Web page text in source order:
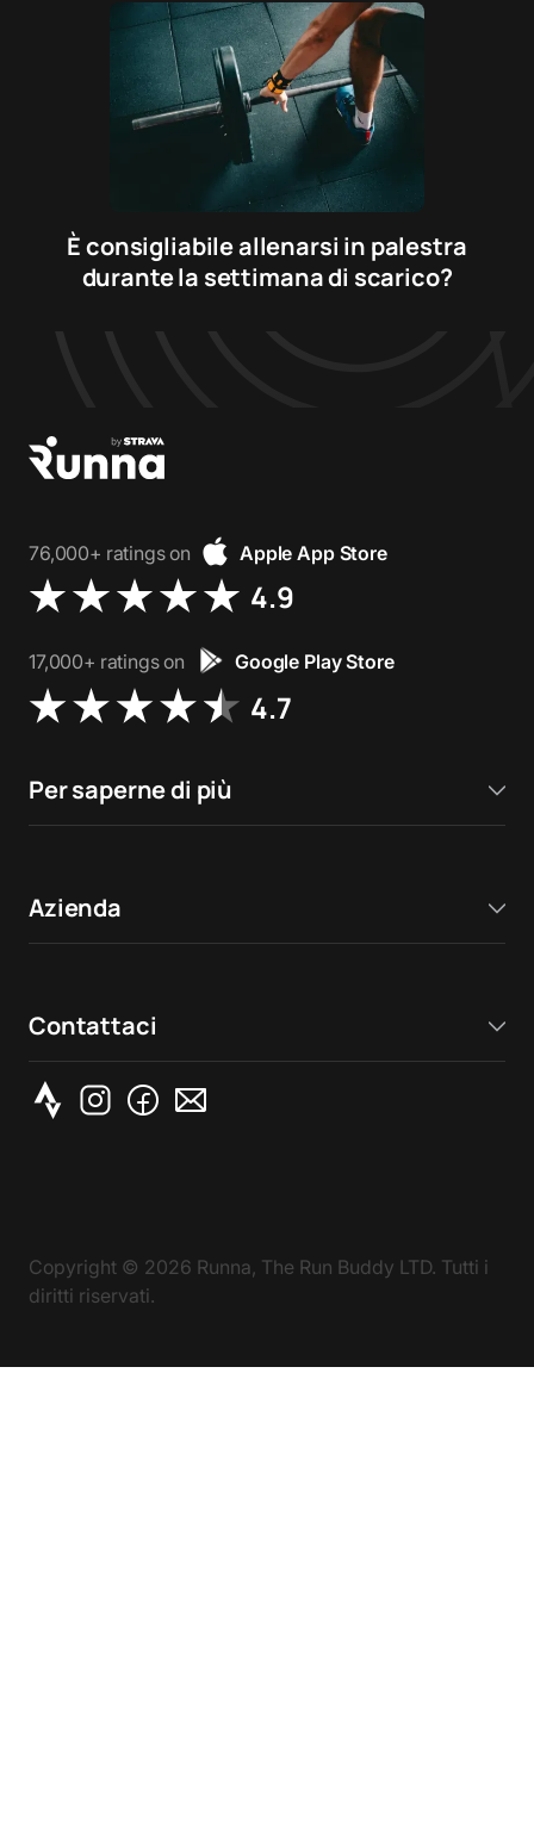
È consigliabile allenarsi in palestra
durante la settimana di scarico?
76,000+ ratings on Apple App Store
4.9
17,000+ ratings on Google Play Store
4.7
Per saperne di più
Azienda
Contattaci
Copyright © 2026 Runna, The Run Buddy LTD. Tutti i
diritti riservati.